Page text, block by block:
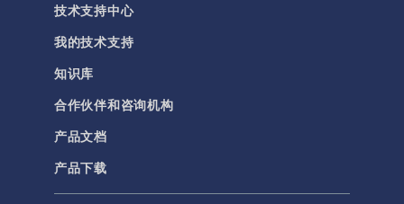
技术支持中心
我的技术支持
知识库
合作伙伴和咨询机构
产品文档
产品下载